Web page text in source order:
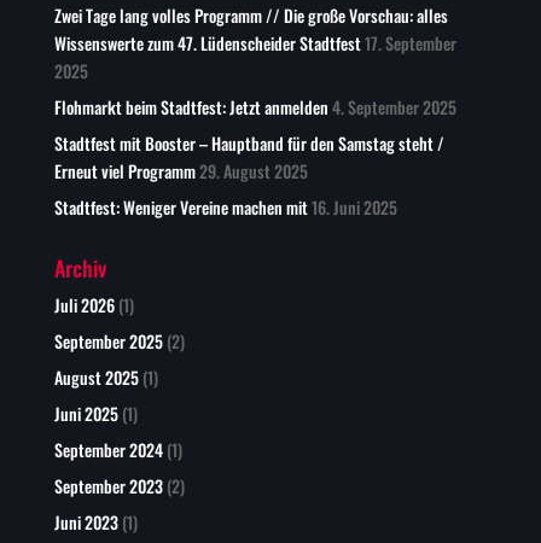
Zwei Tage lang volles Programm // Die große Vorschau: alles
Wissenswerte zum 47. Lüdenscheider Stadtfest17. September
2025
Flohmarkt beim Stadtfest: Jetzt anmelden4. September 2025
Stadtfest mit Booster – Hauptband für den Samstag steht /
Erneut viel Programm29. August 2025
Stadtfest: Weniger Vereine machen mit16. Juni 2025
Archiv
Juli 2026(1)
September 2025(2)
August 2025(1)
Juni 2025(1)
September 2024(1)
September 2023(2)
Juni 2023(1)